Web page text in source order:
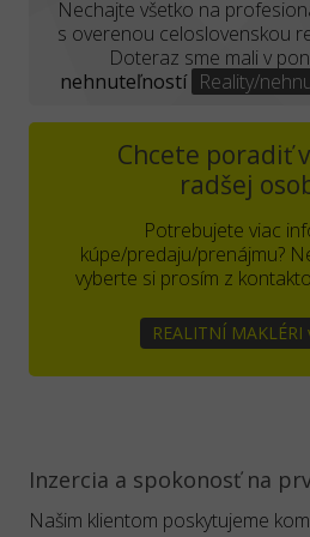
Nechajte všetko na
s overenou celoslovenskou
Doteraz sme mali v
nehnuteľností Reality/
Chcete poradiť
radšej
Potrebujete viac
kúpe/predaju/prenájmu?
vyberte si prosím z
REALITNÍ MAKLÉRI
Inzercia a spokonosť na
Našim klientom poskytujeme